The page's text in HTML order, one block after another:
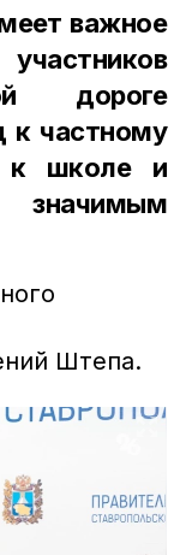
важное
дороге
к частному
к школе и
Штепа.